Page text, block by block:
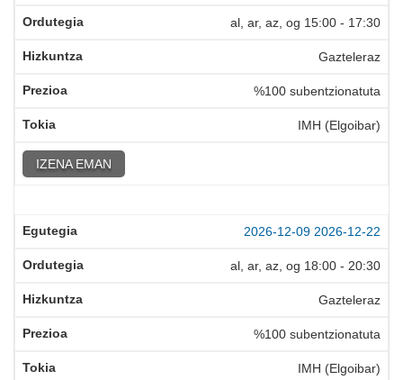
al, ar, az, og 15:00 - 17:30
Gazteleraz
%100 subentzionatuta
IMH (Elgoibar)
IZENA EMAN
2026-12-09 2026-12-22
al, ar, az, og 18:00 - 20:30
Gazteleraz
%100 subentzionatuta
IMH (Elgoibar)